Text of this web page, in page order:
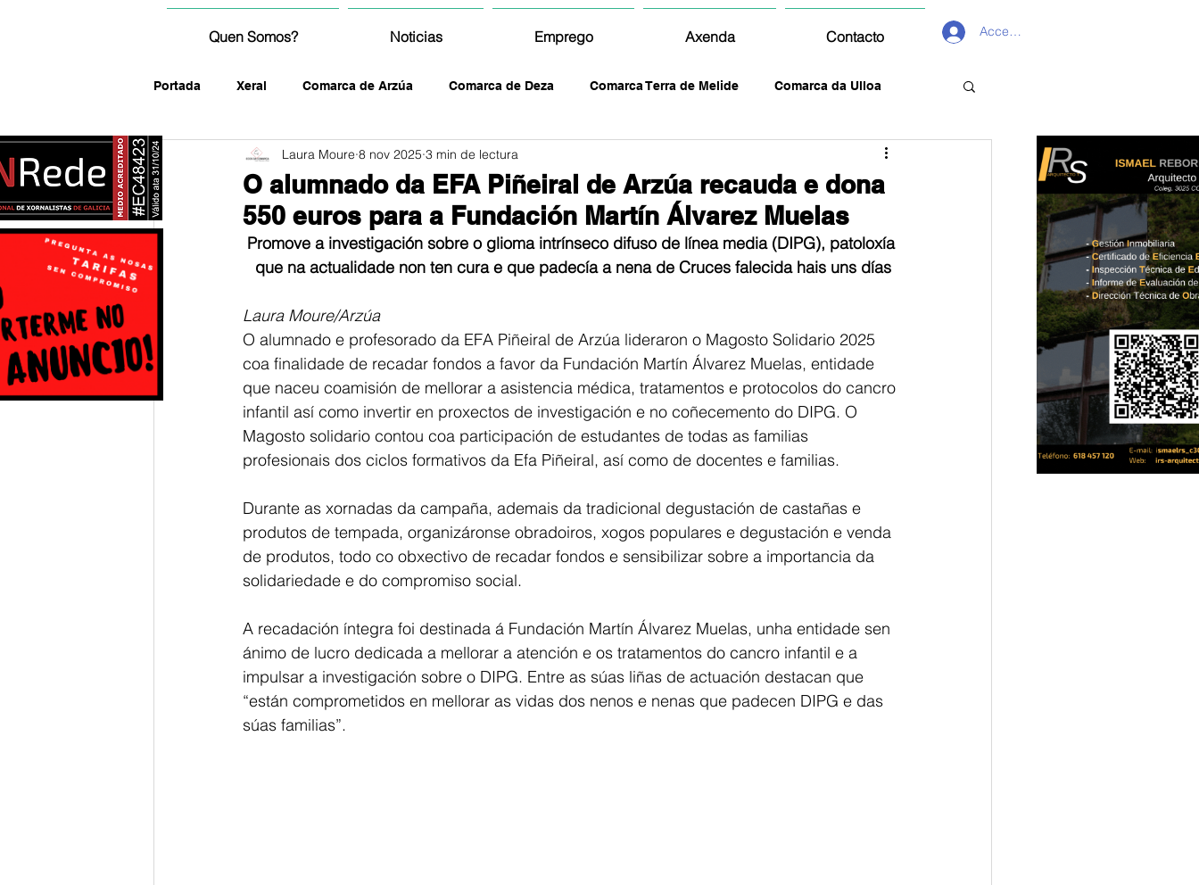
Quen Somos? Noticias Emprego Axenda Contacto Acceder
Portada Xeral Comarca de Arzúa Comarca de Deza Comarca Terra de Melide Comarca da Ulloa
fotografía
O alumnado da EFA Piñeiral de Arzúa recauda e dona
550 euros para a Fundación Martín Álvarez Muelas
Laura Moure 8 nov 2025 3 min de lectura
Promove a investigación sobre o glioma intrínseco difuso de línea media (DIPG), patoloxía
que na actualidade non ten cura e que padecía a nena de Cruces falecida hais uns días
Laura Moure/Arzúa
O alumnado e profesorado da EFA Piñeiral de Arzúa lideraron o Magosto Solidario 2025
coa finalidade de recadar fondos a favor da Fundación Martín Álvarez Muelas, entidade
que naceu coamisión de mellorar a asistencia médica, tratamentos e protocolos do cancro
infantil así como invertir en proxectos de investigación e no coñecemento do DIPG. O
Magosto solidario contou coa participación de estudantes de todas as familias
profesionais dos ciclos formativos da Efa Piñeiral, así como de docentes e familias.
Durante as xornadas da campaña, ademais da tradicional degustación de castañas e
produtos de tempada, organizáronse obradoiros, xogos populares e degustación e venda
de produtos, todo co obxectivo de recadar fondos e sensibilizar sobre a importancia da
solidariedade e do compromiso social.
A recadación íntegra foi destinada á Fundación Martín Álvarez Muelas, unha entidade sen
ánimo de lucro dedicada a mellorar a atención e os tratamentos do cancro infantil e a
impulsar a investigación sobre o DIPG. Entre as súas liñas de actuación destacan que
“están comprometidos en mellorar as vidas dos nenos e nenas que padecen DIPG e das
súas familias”.